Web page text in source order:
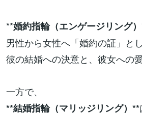
**婚約指輪（エンゲージリング）
男性から女性へ「婚約の証」と
彼の結婚への決意と、彼女への
一方で、
**結婚指輪（マリッジリング）**